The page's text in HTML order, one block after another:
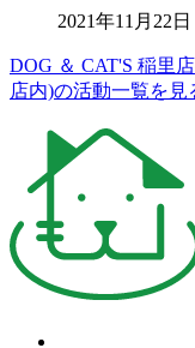
2021年11月22日
DOG ＆ CAT'S 稲里
店内)の活動一覧を見